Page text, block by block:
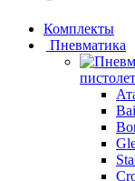
Комплекты
Пневматика